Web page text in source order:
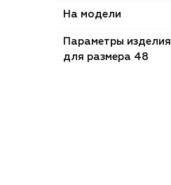
На модели
Параметры изделия
для размера 48